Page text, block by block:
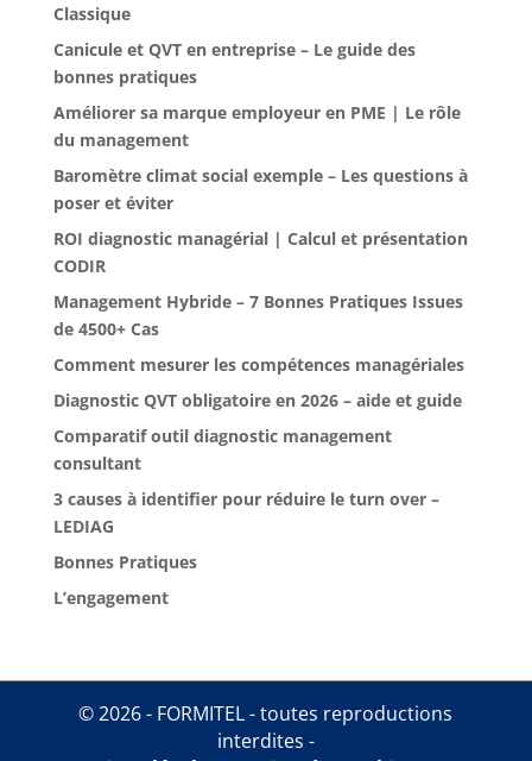
Classique
Canicule et QVT en entreprise – Le guide des
bonnes pratiques
Améliorer sa marque employeur en PME | Le rôle
du management
Baromètre climat social exemple – Les questions à
poser et éviter
ROI diagnostic managérial | Calcul et présentation
CODIR
Management Hybride – 7 Bonnes Pratiques Issues
de 4500+ Cas
Comment mesurer les compétences managériales
Diagnostic QVT obligatoire en 2026 – aide et guide
Comparatif outil diagnostic management
consultant
3 causes à identifier pour réduire le turn over –
LEDIAG
Bonnes Pratiques
L’engagement
© 2026 - FORMITEL - toutes reproductions
interdites -